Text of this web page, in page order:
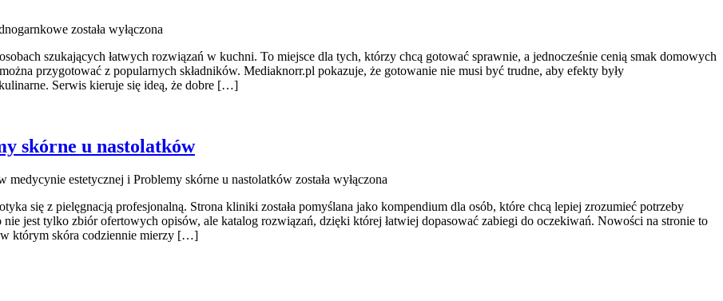
została wyłączona
szukających łatwych rozwiązań w kuchni. To miejsce dla tych, którzy chcą gotować sprawnie, a jednocześnie cenią smak domowych
przygotować z popularnych składników. Mediaknorr.pl pokazuje, że gotowanie nie musi być trudne, aby efekty były
Serwis kieruje się ideą, że dobre […]
skórne u nastolatków
medycynie estetycznej i Problemy skórne u nastolatków została wyłączona
się z pielęgnacją profesjonalną. Strona kliniki została pomyślana jako kompendium dla osób, które chcą lepiej zrozumieć potrzeby
jest tylko zbiór ofertowych opisów, ale katalog rozwiązań, dzięki której łatwiej dopasować zabiegi do oczekiwań. Nowości na stronie to
którym skóra codziennie mierzy […]